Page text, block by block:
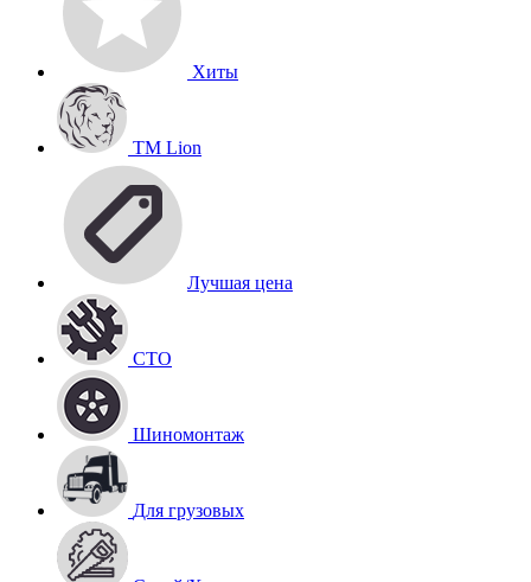
Хиты
TM Lion
Лучшая цена
СТО
Шиномонтаж
Для грузовых